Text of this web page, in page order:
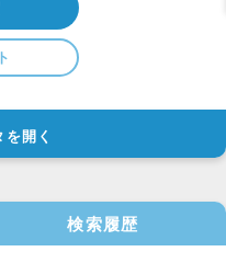
を開く
検索履歴